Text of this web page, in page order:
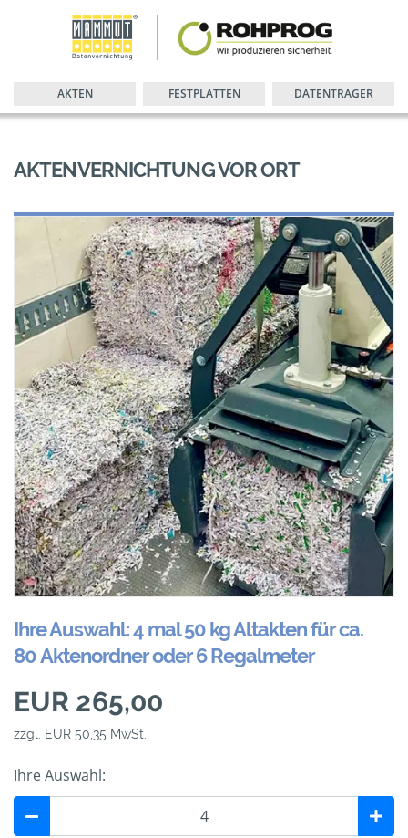
AKTEN FESTPLATTEN DATENTRÄGER
AKTENVERNICHTUNG VOR ORT
Ihre Auswahl: 4 mal 50 kg Altakten für ca.
80 Aktenordner oder 6 Regalmeter
EUR 265,00
zzgl. EUR 50,35 MwSt.
Ihre Auswahl: